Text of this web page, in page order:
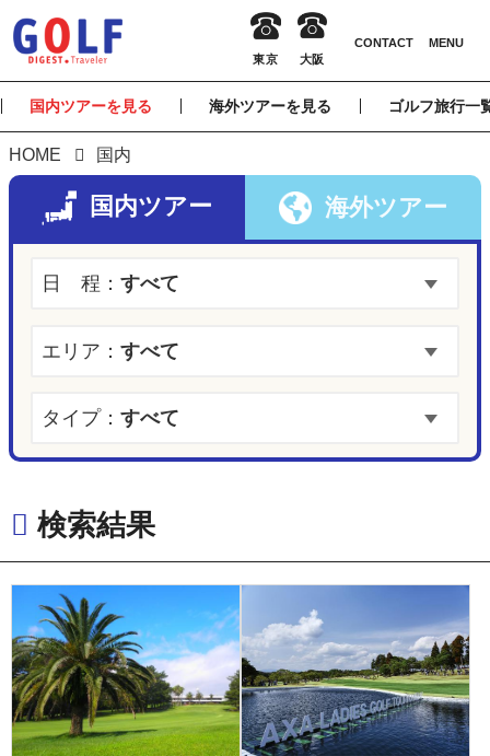
国内ツアーを見る 海外ツアーを見る ゴルフ旅行一
HOME 国内
国内ツアー 海外ツアー
日 程： すべて
エリア： すべて
タイプ： すべて
検索結果